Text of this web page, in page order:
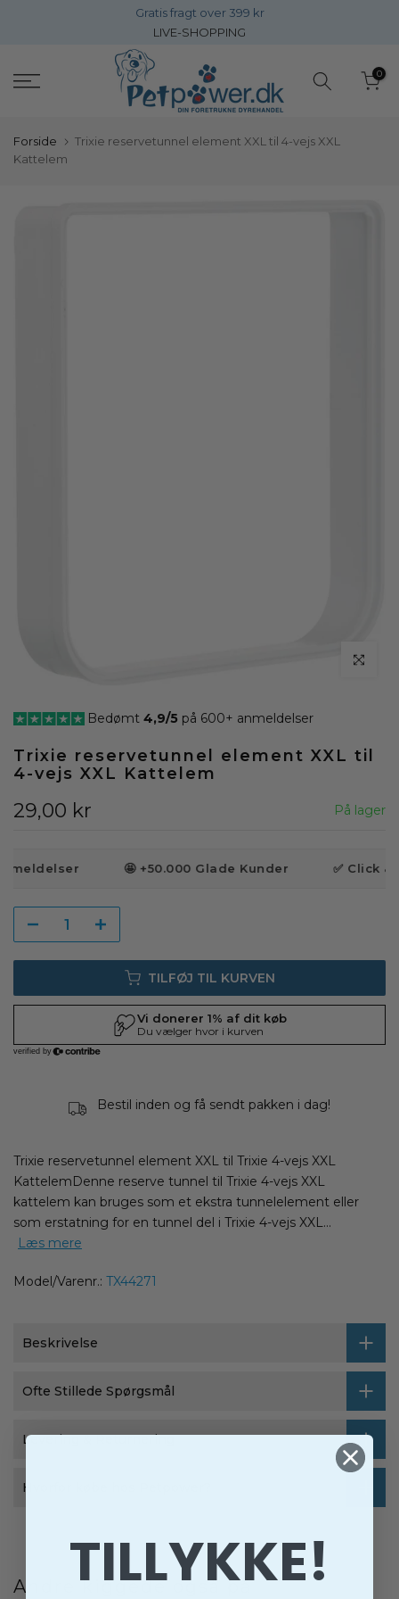
inholdet
Gratis fragt over 399 kr
LIVE-SHOPPING
0
Forside
Trixie reservetunnel element XXL til 4-vejs XXL
Kattelem
klik for at
Bedømt 4,9/5 på 600+ anmeldelser
Trixie reservetunnel element XXL til
4-vejs XXL Kattelem
29,00 kr På lager
🤩 +50.000 Glade Kunder ✅ Click &
TILFØJ TIL KURVEN
Bestil inden og få sendt pakken i dag!
Trixie reservetunnel element XXL til Trixie 4-vejs XXL
KattelemDenne reserve tunnel til Trixie 4-vejs XXL
kattelem kan bruges som et ekstra tunnelelement eller
som erstatning for en tunnel del i Trixie 4-vejs XXL...
Læs mere
Model/Varenr.: TX44271
Beskrivelse
Ofte Stillede Spørgsmål
Levering & Returnering
Hvorfor købe hos Petpower?
Andre kiggede også på
TILLYKKE!